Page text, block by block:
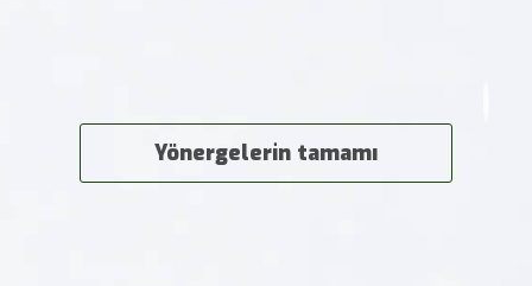
Yönergelerin tamamı